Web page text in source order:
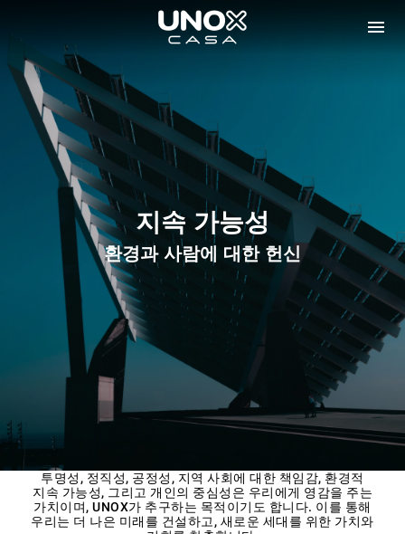
지속 가능성
환경과 사람에 대한 헌신
투명성, 정직성, 공정성, 지역 사회에 대한 책임감, 환경적
지속 가능성, 그리고 개인의 중심성은 우리에게 영감을 주는
가치이며, UNOX가 추구하는 목적이기도 합니다. 이를 통해
우리는 더 나은 미래를 건설하고, 새로운 세대를 위한 가치와